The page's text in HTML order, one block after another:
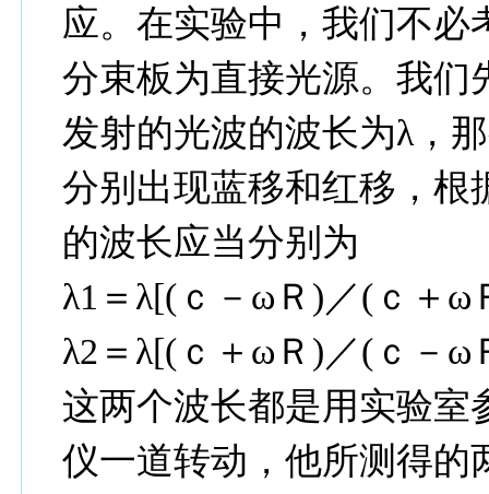
应。在实验中，我们不
分束板为直接光源。我们
发射的光波的波长为λ，
分别出现蓝移和红移，根
的波长应当分别为
λ1＝λ[(ｃ－ωＲ)／(ｃ＋ω
λ2＝λ[(ｃ＋ωＲ)／(ｃ－ω
这两个波长都是用实验室
仪一道转动，他所测得的